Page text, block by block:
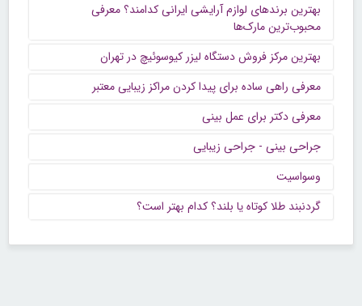
بهترین برندهای لوازم آرایشی ایرانی کدامند؟ معرفی
محبوب‌ترین مارک‌ها
بهترین مرکز فروش دستگاه لیزر کیوسوئیچ در تهران
معرفی راهی ساده برای پیدا کردن مراکز زیبایی معتبر
معرفی دکتر برای عمل بینی
جراحی بینی - جراحی زیبایی
وسواسیت
گردنبند طلا کوتاه یا بلند؟ کدام بهتر است؟